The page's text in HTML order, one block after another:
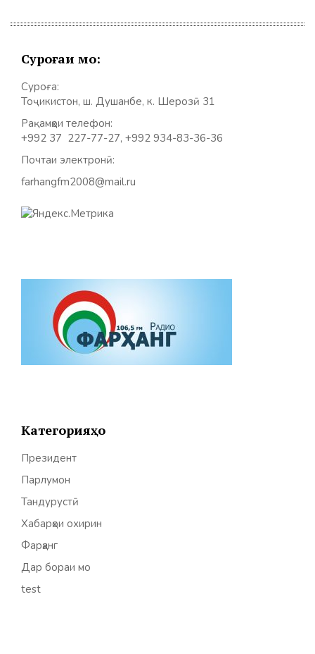
Суроғаи мо:
Суроға:
Тоҷикистон, ш. Душанбе, к. Шерозӣ 31
Рақамҳои телефон:
+992 37 227-77-27, +992 934-83-36-36
Почтаи электронӣ:
farhangfm2008@mail.ru
Категорияҳо
Президент
Парлумон
Тандурустӣ
Хабарҳои охирин
Фарҳанг
Дар бораи мо
test